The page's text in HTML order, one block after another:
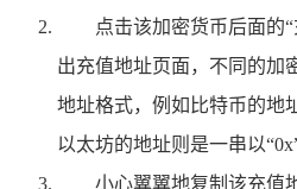
点击该加密货币后面的
出充值地址页面，不同的加
地址格式，例如比特币的地
以太坊的地址则是一串以
小心翼翼地复制该充值